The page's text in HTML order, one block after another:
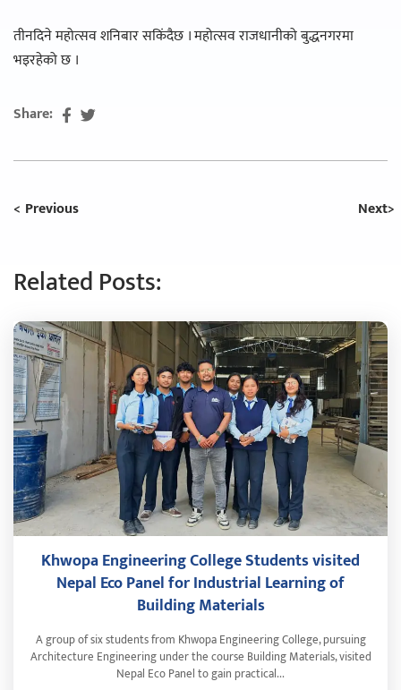
तीनदिने महोत्सव शनिबार सकिंदैछ । महोत्सव राजधानीको बुद्धनगरमा
भइरहेको छ ।
Share:
Previous Next
Related Posts:
Khwopa Engineering College Students visited
Nepal Eco Panel for Industrial Learning of
Building Materials
A group of six students from Khwopa Engineering College, pursuing
Architecture Engineering under the course Building Materials, visited
Nepal Eco Panel to gain practical...